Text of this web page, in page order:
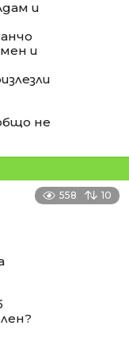
и
и
не
558 10